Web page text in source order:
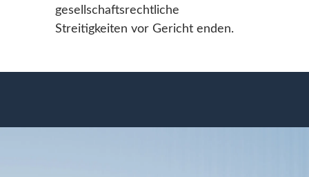
gesellschaftsrechtliche
Streitigkeiten vor Gericht enden.